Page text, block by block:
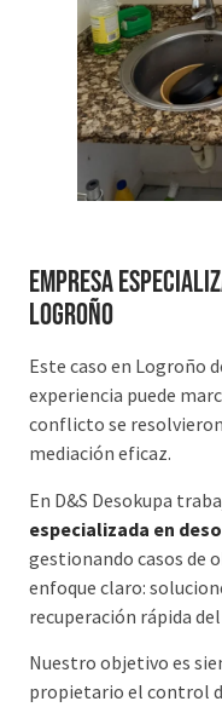
Empresa
Logroño
Este caso en Logroño
experiencia puede
conflicto se resolvieron
mediación eficaz.
En D&S Desokupa
especializada en
gestionando casos de
enfoque claro:
recuperación rápida
Nuestro objetivo es
propietario el control